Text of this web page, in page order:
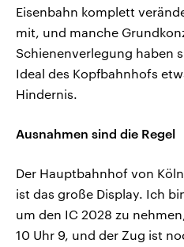
Eisenbahn komplett
mit, und manche
Schienenverlegung haben
Ideal des Kopfbahnhofs
Hindernis.
Ausnahmen sind die Regel
Der Hauptbahnhof von
ist das große Display. Ich
um den IC 2028 zu
10 Uhr 9, und der Zug ist